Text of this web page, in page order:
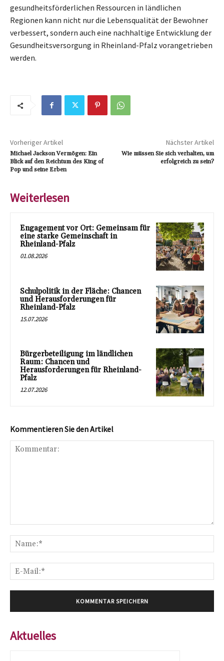
gesundheitsförderlichen Ressourcen in ländlichen
Regionen kann nicht nur die Lebensqualität der Bewohner
verbessert, sondern auch eine nachhaltige Entwicklung der
Gesundheitsversorgung in Rheinland-Pfalz vorangetrieben
werden.
Vorheriger Artikel
Michael Jackson Vermögen: Ein
Blick auf den Reichtum des King of
Pop und seine Erben
Nächster Artikel
Wie müssen Sie sich verhalten, um
erfolgreich zu sein?
Weiterlesen
Engagement vor Ort: Gemeinsam für
eine starke Gemeinschaft in
Rheinland-Pfalz
01.08.2026
Schulpolitik in der Fläche: Chancen
und Herausforderungen für
Rheinland-Pfalz
15.07.2026
Bürgerbeteiligung im ländlichen
Raum: Chancen und
Herausforderungen für Rheinland-
Pfalz
12.07.2026
Kommentieren Sie den Artikel
Aktuelles